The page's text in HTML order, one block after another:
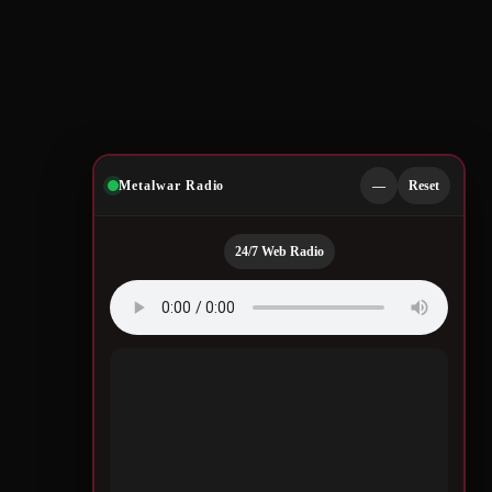
Metalwar Radio — Reset
24/7 Web Radio